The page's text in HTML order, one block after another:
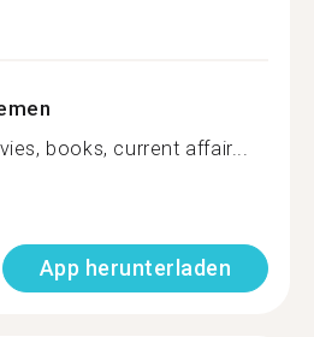
books, current affair...
App herunterladen